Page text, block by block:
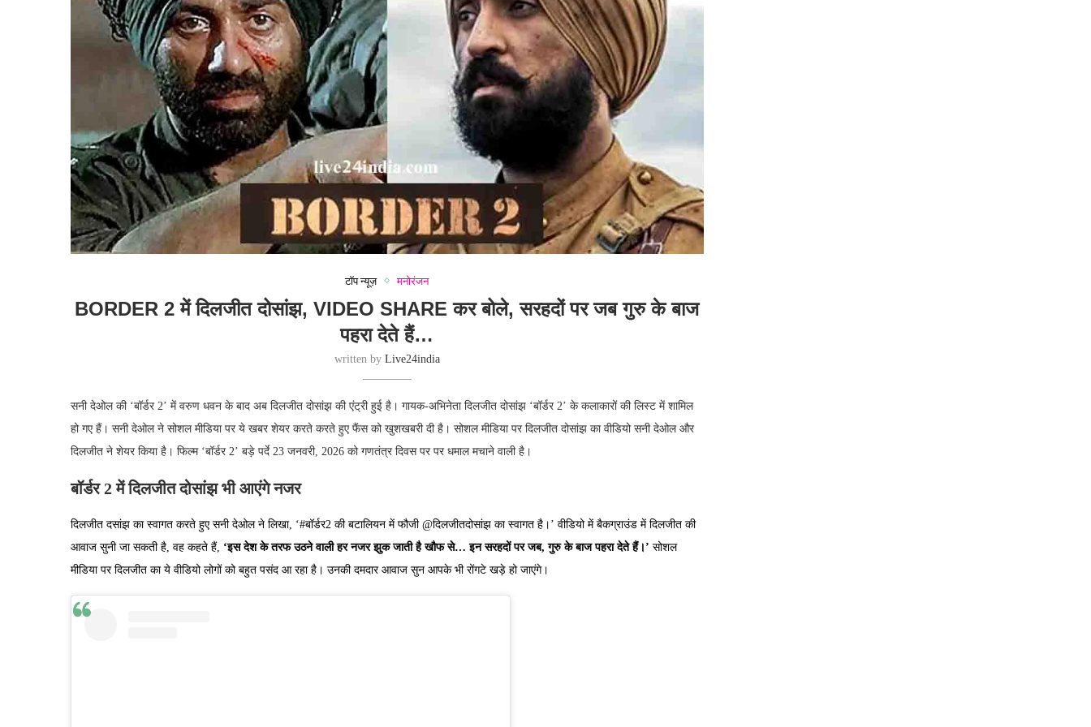
टॉप न्यूज़ मनोरंजन
BORDER 2 में दिलजीत दोसांझ, VIDEO SHARE कर बोले, सरहदों पर जब गुरु के बाज
पहरा देते हैं…
written by Live24india
सनी देओल की ‘बॉर्डर 2’ में वरुण धवन के बाद अब दिलजीत दोसांझ की एंट्री हुई है। गायक-अभिनेता दिलजीत दोसांझ ‘बॉर्डर 2’ के कलाकारों की लिस्ट में शामिल
हो गए हैं। सनी देओल ने सोशल मीडिया पर ये खबर शेयर करते करते हुए फैंस को खुशखबरी दी है। सोशल मीडिया पर दिलजीत दोसांझ का वीडियो सनी देओल और
दिलजीत ने शेयर किया है। फिल्म ‘बॉर्डर 2’ बड़े पर्दे 23 जनवरी, 2026 को गणतंत्र दिवस पर पर धमाल मचाने वाली है।
बॉर्डर 2 में दिलजीत दोसांझ भी आएंगे नजर
दिलजीत दसांझ का स्वागत करते हुए सनी देओल ने लिखा, ‘#बॉर्डर2 की बटालियन में फौजी @दिलजीतदोसांझ का स्वागत है।’ वीडियो में बैकग्राउंड में दिलजीत की
आवाज सुनी जा सकती है, वह कहते हैं, ‘इस देश के तरफ उठने वाली हर नजर झुक जाती है खौफ से… इन सरहदों पर जब, गुरु के बाज पहरा देते हैं।’ सोशल
मीडिया पर दिलजीत का ये वीडियो लोगों को बहुत पसंद आ रहा है। उनकी दमदार आवाज सुन आपके भी रोंगटे खड़े हो जाएंगे।